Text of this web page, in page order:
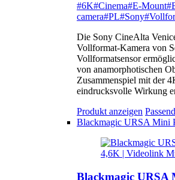
#6K#Cinema#E-Mount
camera#PL#Sony
Die Sony CineAlta
Vollformat-Kamera von
Vollformatsensor
von anamorphotischen
Zusammenspiel mit der
eindrucksvolle Wirkung
Produkt anzeigen
Blackmagic URSA Mini
Blackmagic URSA